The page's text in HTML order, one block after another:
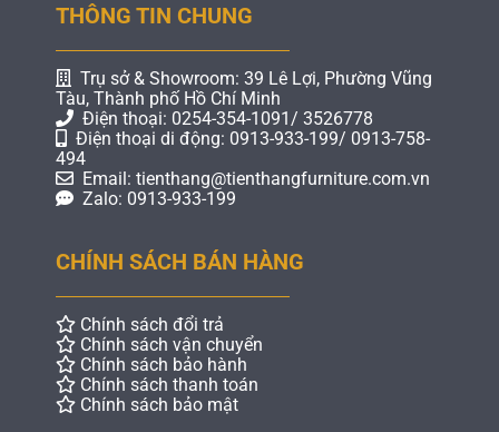
THÔNG TIN CHUNG
Trụ sở & Showroom: 39 Lê Lợi, Phường Vũng
Tàu, Thành phố Hồ Chí Minh
Điện thoại: 0254-354-1091/ 3526778
Điện thoại di động: 0913-933-199/ 0913-758-
494
Email: tienthang@tienthangfurniture.com.vn
Zalo: 0913-933-199
CHÍNH SÁCH BÁN HÀNG
Chính sách đổi trả
Chính sách vận chuyển
Chính sách bảo hành
Chính sách thanh toán
Chính sách bảo mật